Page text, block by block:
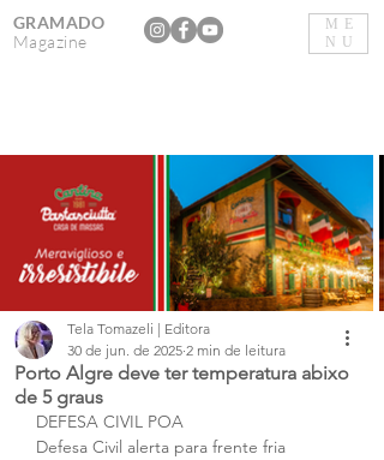
ME
NU
GRAMADO
Magazine
Porto Algre deve ter temperatura abixo
de 5 graus
Tela Tomazeli | Editora
30 de jun. de 2025 2 min de leitura
DEFESA CIVIL POA
Defesa Civil alerta para frente fria